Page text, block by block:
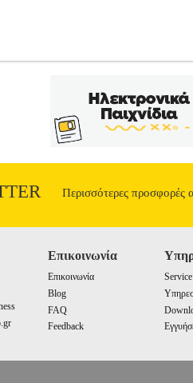
ΓΥΝΑΙΚΑ-ΦΟΡΕΜΑΤΑ •JLO
φοριέται και σαν μπλούζα.•
σας με διαχρονικά ρούχα που
στο μπροστινό μέρος σε μαύρη
Πλύσιμο στο χέρι Τα
τα παραλάβετε μαζί ώστε να
αποστολής
Περισσότερες προσφορές
Επικοινωνία
Επικοινωνία
Blog
FAQ
Feedback
Service